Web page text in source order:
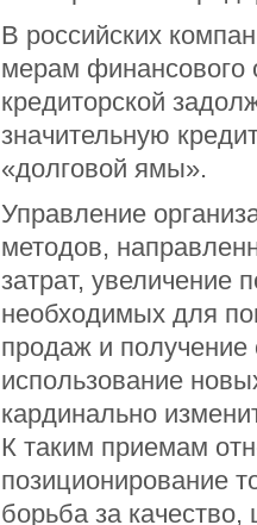
В российских
мерам финансового
кредиторской
значительную
«долговой ямы».
Управление
методов,
затрат, увеличение
необходимых для
продаж и
использование
кардинально
К таким приемам
позиционирование
борьба за качество,